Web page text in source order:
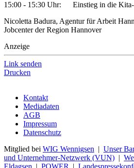
15:00 - 15:30 Uhr: Einstieg in die
Nicoletta Badura, Agentur für Arbeit
Jobcenter der Region Hannover
Anzeige
Link senden
Drucken
Kontakt
Mediadaten
AGB
Impressum
Datenschutz
Mitglied bei WIG Wennigsen | Unser
und Unternehmer-Netzwerk (VUN) |
Eldagsen | POWER |